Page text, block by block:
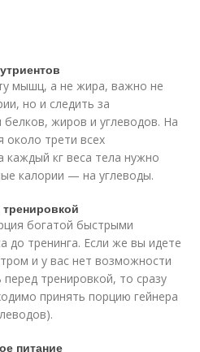
мышц, а не жира, важно не
но и следить за
жиров и углеводов. На
трети всех
каждый кг веса тела нужно
калории — на углеводы.
богатой быстрыми
до тренинга. Если же вы идете
и у вас нет возможности
тренировкой, то сразу
принять порцию гейнера
питание